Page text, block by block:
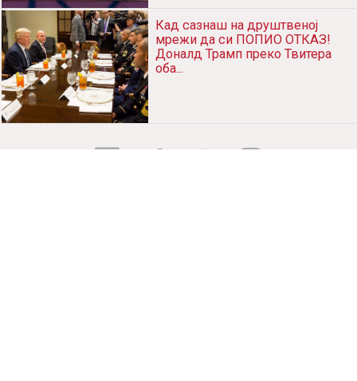
Кад сазнаш на друштвеној
мрежи да си ПОПИО ОТКАЗ!
Доналд Трамп преко Твитера
оба...